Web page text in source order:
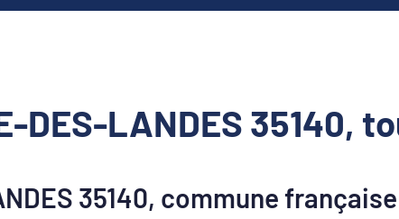
DES-LANDES 35140,
35140, commune